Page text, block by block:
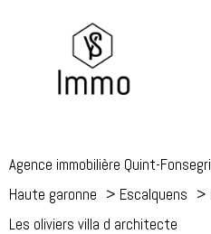
Agence immobilière Quint-
Haute garonne Escalquens
Les oliviers villa d architecte